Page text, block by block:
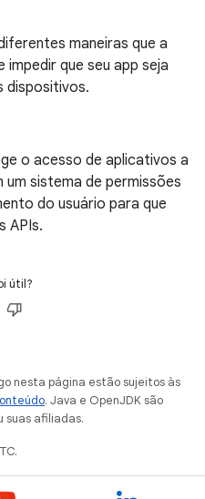
maneiras que a
que seu app seja
dispositivos.
o acesso de aplicativos a
um sistema de permissões
do usuário para que
APIs.
útil?
nesta página estão sujeitos às
. Java e OpenJDK são
suas afiliadas.